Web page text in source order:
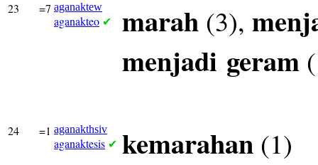
23 =7 aganaktew
aganakteo ✔ marah (3),
menjadi geram
24 =1 aganakthsiv
aganaktesis ✔ kemarahan (1)